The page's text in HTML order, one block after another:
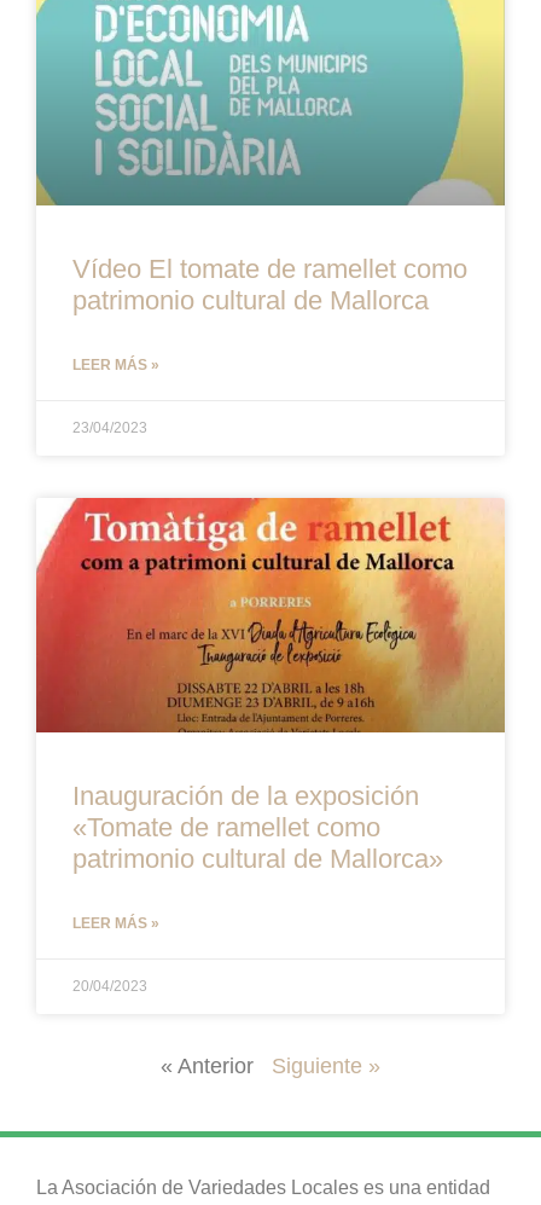
Vídeo El tomate de ramellet como
patrimonio cultural de Mallorca
LEER MÁS »
23/04/2023
Inauguración de la exposición
«Tomate de ramellet como
patrimonio cultural de Mallorca»
LEER MÁS »
20/04/2023
« Anterior Siguiente »
La Asociación de Variedades Locales es una entidad